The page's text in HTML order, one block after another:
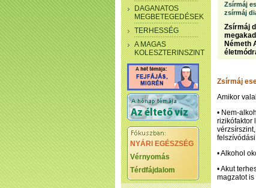
DAGANATOS
MEGBETEGEDÉSEK
TERHESSÉG
A MAGAS
KOLESZTERINSZINT
NYÁRI EGÉSZSÉG
Vérnyomás
Térdfájdalom
Zsírmáj
zsírmáj
Zsírmáj
Németh
Zsírmáj
Amikor
• Nem-
rizikófaktor
• Alkohol
• Akut
magzatot